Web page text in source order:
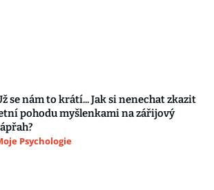
se nám to krátí... Jak si nenechat zkazit
pohodu myšlenkami na zářijový
Psychologie